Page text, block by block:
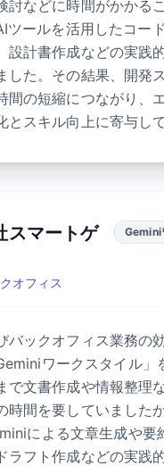
討などに時間がかかる
ツールを活用したコー
設計書作成などの実践
した。その結果、開発
間の短縮につながり、
とスキル向上に寄与し
スマートゲ
オフィス
Gemini
バックオフィス業務の
ワークスタイル」
で文書作成や情報整理
時間を要していました
による文章生成や要
ラフト作成などの実践